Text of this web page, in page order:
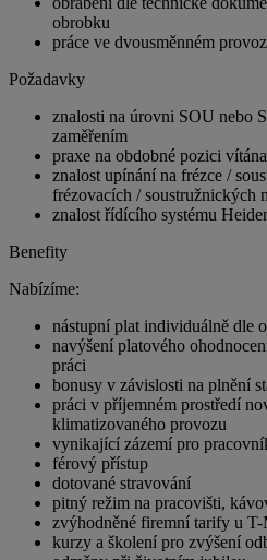
obrobku
práce ve dvousměnném
Požadavky
znalosti na úrovni SOU nebo
zaměřením
praxe na obdobné pozici vítána
znalost upínání na frézce /
frézovacích / soustružnických
znalost řídícího systému
Benefity
Nabízíme:
nástupní plat individuálně dle
navýšení platového
práci
bonusy v závislosti na plnění
práci v příjemném prostředí
klimatizovaného provozu
vynikající zázemí pro
férový přístup
dotované stravování
pitný režim na pracovišti,
zvýhodněné firemní tarify u
kurzy a školení pro zvýšení